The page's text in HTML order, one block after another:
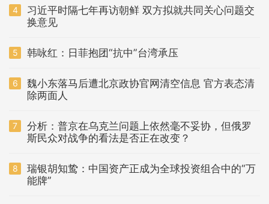
4
习近平时隔七年再访朝鲜 双方拟就共同关心问题交
换意见
5 韩咏红：日菲抱团“抗中”台湾承压
6
魏小东落马后遭北京政协官网清空信息 官方表态清
除两面人
7
分析：普京在乌克兰问题上依然毫不妥协，但俄罗
斯民众对战争的看法是否正在改变？
8
瑞银胡知鸷：中国资产正成为全球投资组合中的“万
能牌”